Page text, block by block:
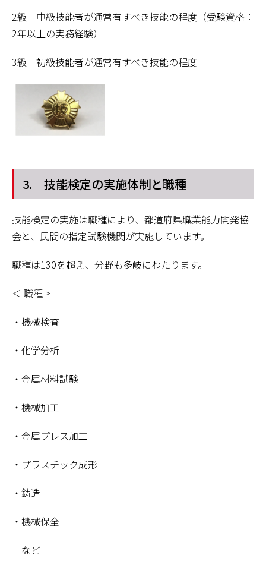
2級 中級技能者が通常有すべき技能の程度（受験資格：
2年以上の実務経験）
3級 初級技能者が通常有すべき技能の程度
3. 技能検定の実施体制と職種
技能検定の実施は職種により、都道府県職業能力開発協
会と、民間の指定試験機関が実施しています。
職種は130を超え、分野も多岐にわたります。
＜ 職種 >
・機械検査
・化学分析
・金属材料試験
・機械加工
・金属プレス加工
・プラスチック成形
・鋳造
・機械保全
など